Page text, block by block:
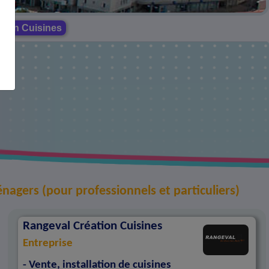
Cuisines
(pour professionnels et particuliers)
Rangeval Création Cuisines
Entreprise
- Vente, installation de cuisines